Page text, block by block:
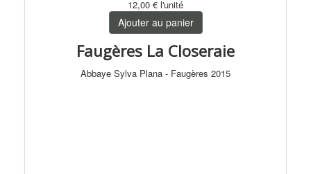
12,00 € l'unité
Ajouter au panier
Faugères La Closeraie
Abbaye Sylva Plana - Faugères 2015